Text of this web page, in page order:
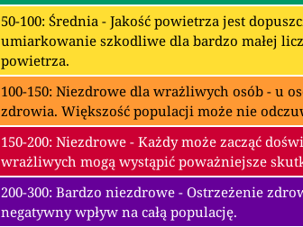
50-100: Średnia - Jakość powietrza jest
umiarkowanie szkodliwe dla bardzo małej
powietrza.
100-150: Niezdrowe dla wrażliwych osób - u
zdrowia. Większość populacji może nie
150-200: Niezdrowe - Każdy może zacząć
wrażliwych mogą wystąpić poważniejsze
200-300: Bardzo niezdrowe - Ostrzeżenie
negatywny wpływ na całą populację.